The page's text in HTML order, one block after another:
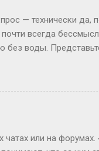
существуе...
— технически да,
всегда
воды.
ценное прямо в
Во всяком случае, в
напасть в
чатах или на